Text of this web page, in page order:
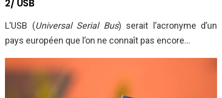
2/ USB
L’USB (Universal Serial Bus) serait l’acronyme d’un
pays européen que l’on ne connaît pas encore…